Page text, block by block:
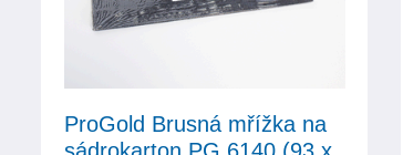
ProGold Brusná mřížka na